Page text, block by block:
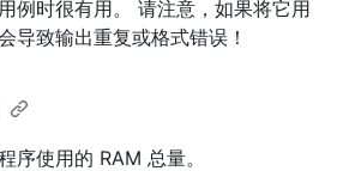
例时很有用。 请注意，如果将它用
导致输出重复或格式错误！
序使用的 RAM 总量。